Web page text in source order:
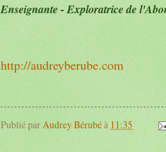
Enseignante - Exploratrice de
http://audreyberube.com
Publié par Audrey Bérubéà 11:35